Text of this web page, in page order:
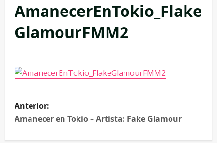
AmanecerEnTokio_Flake
GlamourFMM2
Anterior:
Amanecer en Tokio – Artista: Fake Glamour